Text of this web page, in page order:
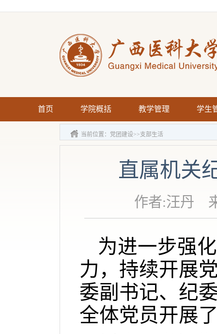
首页 学院概括 教学管理 学生
当前位置： 党团建设>>支部生活
直属机关
作者:汪丹
为进一步强
力，持续开展
委副书记、纪
全体党员开展